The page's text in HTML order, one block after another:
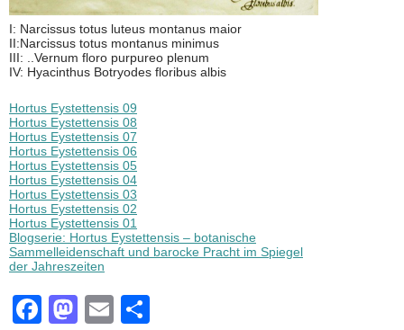
I: Narcissus totus luteus montanus maior
II:Narcissus totus montanus minimus
III: ..Vernum floro purpureo plenum
IV: Hyacinthus Botryodes floribus albis
Hortus Eystettensis 09
Hortus Eystettensis 08
Hortus Eystettensis 07
Hortus Eystettensis 06
Hortus Eystettensis 05
Hortus Eystettensis 04
Hortus Eystettensis 03
Hortus Eystettensis 02
Hortus Eystettensis 01
Blogserie: Hortus Eystettensis – botanische
Sammelleidenschaft und barocke Pracht im Spiegel
der Jahreszeiten
F
M
E